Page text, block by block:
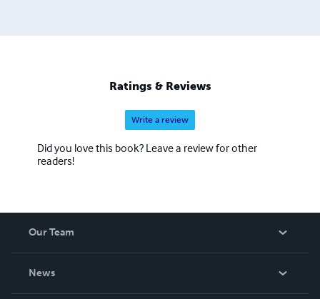
Ratings & Reviews
Write a review
Did you love this book? Leave a review for other
readers!
Our Team
News